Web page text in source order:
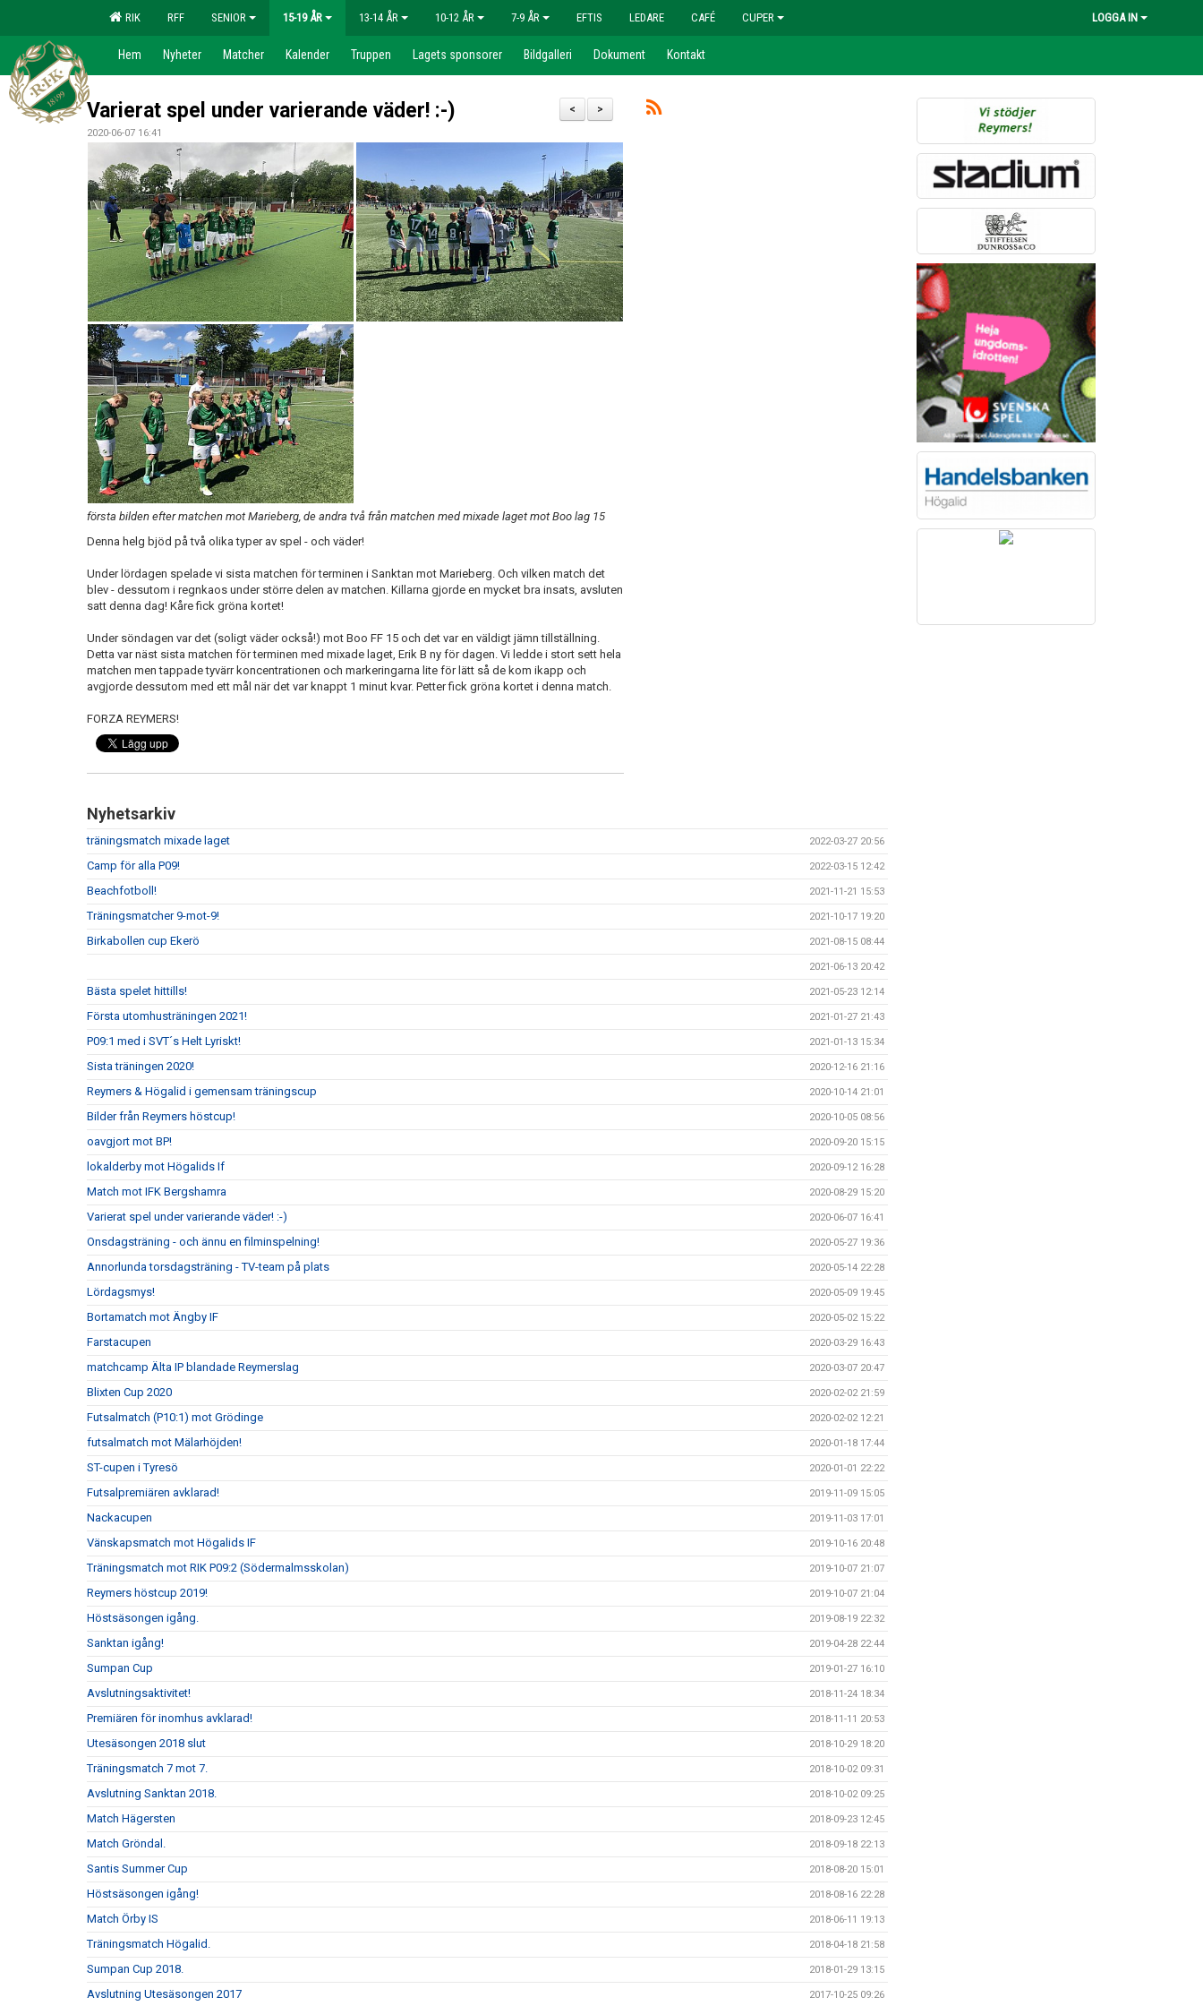
RIK RFF SENIOR 15-19 ÅR 13-14 ÅR 10-12 ÅR 7-9 ÅR EFTIS LEDARE CAFÉ CUPER LOGGA IN
Hem Nyheter Matcher Kalender Truppen Lagets sponsorer Bildgalleri Dokument Kontakt
>
<
Varierat spel under varierande väder! :-)
2020-06-07 16:41
första bilden efter matchen mot Marieberg, de andra två från matchen med mixade laget mot Boo lag 15
Denna helg bjöd på två olika typer av spel - och väder!
Under lördagen spelade vi sista matchen för terminen i Sanktan mot Marieberg. Och vilken match det
blev - dessutom i regnkaos under större delen av matchen. Killarna gjorde en mycket bra insats, avsluten
satt denna dag! Kåre fick gröna kortet!
Under söndagen var det (soligt väder också!) mot Boo FF 15 och det var en väldigt jämn tillställning.
Detta var näst sista matchen för terminen med mixade laget, Erik B ny för dagen. Vi ledde i stort sett hela
matchen men tappade tyvärr koncentrationen och markeringarna lite för lätt så de kom ikapp och
avgjorde dessutom med ett mål när det var knappt 1 minut kvar. Petter fick gröna kortet i denna match.
FORZA REYMERS!
Nyhetsarkiv
träningsmatch mixade laget 2022-03-27 20:56
Camp för alla P09! 2022-03-15 12:42
Beachfotboll! 2021-11-21 15:53
Träningsmatcher 9-mot-9! 2021-10-17 19:20
Birkabollen cup Ekerö 2021-08-15 08:44
2021-06-13 20:42
Bästa spelet hittills! 2021-05-23 12:14
Första utomhusträningen 2021! 2021-01-27 21:43
P09:1 med i SVT´s Helt Lyriskt! 2021-01-13 15:34
Sista träningen 2020! 2020-12-16 21:16
Reymers & Högalid i gemensam träningscup 2020-10-14 21:01
Bilder från Reymers höstcup! 2020-10-05 08:56
oavgjort mot BP! 2020-09-20 15:15
lokalderby mot Högalids If 2020-09-12 16:28
Match mot IFK Bergshamra 2020-08-29 15:20
Varierat spel under varierande väder! :-) 2020-06-07 16:41
Onsdagsträning - och ännu en filminspelning! 2020-05-27 19:36
Annorlunda torsdagsträning - TV-team på plats 2020-05-14 22:28
Lördagsmys! 2020-05-09 19:45
Bortamatch mot Ängby IF 2020-05-02 15:22
Farstacupen 2020-03-29 16:43
matchcamp Älta IP blandade Reymerslag 2020-03-07 20:47
Blixten Cup 2020 2020-02-02 21:59
Futsalmatch (P10:1) mot Grödinge 2020-02-02 12:21
futsalmatch mot Mälarhöjden! 2020-01-18 17:44
ST-cupen i Tyresö 2020-01-01 22:22
Futsalpremiären avklarad! 2019-11-09 15:05
Nackacupen 2019-11-03 17:01
Vänskapsmatch mot Högalids IF 2019-10-16 20:48
Träningsmatch mot RIK P09:2 (Södermalmsskolan) 2019-10-07 21:07
Reymers höstcup 2019! 2019-10-07 21:04
Höstsäsongen igång. 2019-08-19 22:32
Sanktan igång! 2019-04-28 22:44
Sumpan Cup 2019-01-27 16:10
Avslutningsaktivitet! 2018-11-24 18:34
Premiären för inomhus avklarad! 2018-11-11 20:53
Utesäsongen 2018 slut 2018-10-29 18:20
Träningsmatch 7 mot 7. 2018-10-02 09:31
Avslutning Sanktan 2018. 2018-10-02 09:25
Match Hägersten 2018-09-23 12:45
Match Gröndal. 2018-09-18 22:13
Santis Summer Cup 2018-08-20 15:01
Höstsäsongen igång! 2018-08-16 22:28
Match Örby IS 2018-06-11 19:13
Träningsmatch Högalid. 2018-04-18 21:58
Sumpan Cup 2018. 2018-01-29 13:15
Avslutning Utesäsongen 2017 2017-10-25 09:26